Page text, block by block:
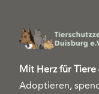
Mit Herz für
Adoptieren,